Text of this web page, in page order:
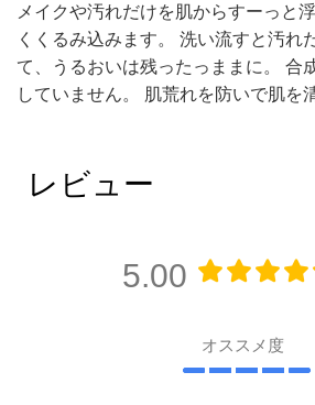
メイクや汚れだけを肌からすーっと
くくるみ込みます。 洗い流すと汚れ
て、うるおいは残ったっままに。 合
していません。 肌荒れを防いで肌を
レビュー
5.00
オススメ度